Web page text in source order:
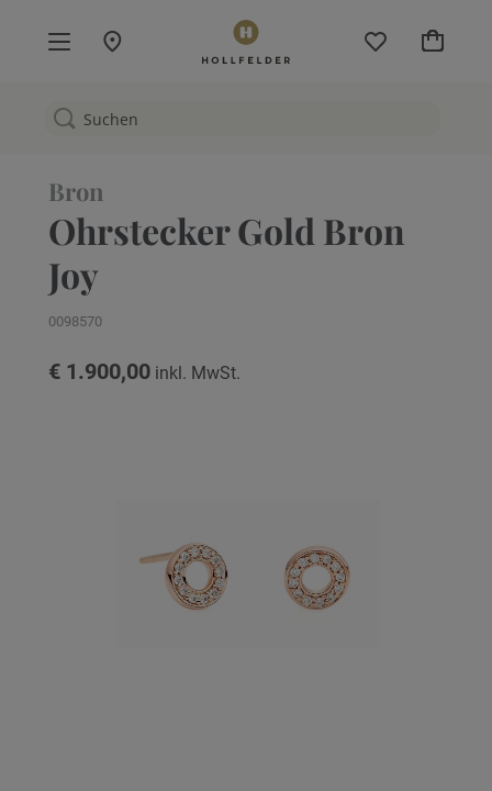
Mein
Bron
Ohrstecker Gold Bron
Joy
0098570
€ 1.900,00